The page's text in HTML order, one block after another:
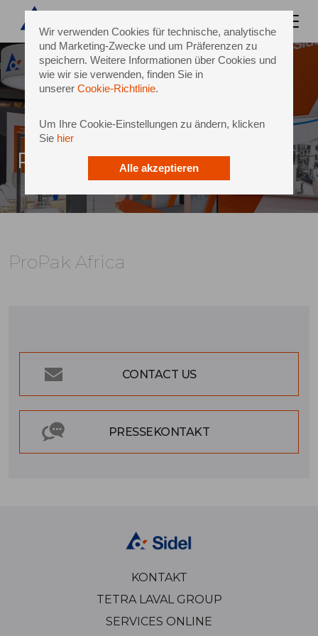
Wir verwenden Cookies für technische, analytische
und Marketing-Zwecke und um Präferenzen zu
speichern. Weitere Informationen über Cookies und
wie wir sie verwenden, finden Sie in
unserer Cookie-Richtlinie.
Um Ihre Cookie-Einstellungen zu ändern, klicken
Sie hier
Alle akzeptieren
ProPak Africa
ProPak Africa
CONTACT US
PRESSEKONTAKT
KONTAKT
TETRA LAVAL GROUP
SERVICES ONLINE